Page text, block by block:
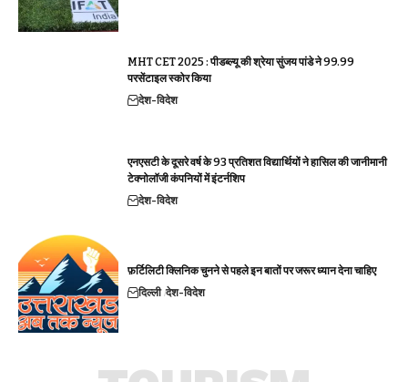
MHT CET 2025 : पीडब्ल्यू की श्रेया सुंजय पांडे ने 99.99
परसेंटाइल स्कोर किया
देश-विदेश
एनएसटी के दूसरे वर्ष के 93 प्रतिशत विद्यार्थियों ने हासिल की जानीमानी
टेक्नोलॉजी कंपनियों में इंटर्नशिप
देश-विदेश
फ़र्टिलिटी क्लिनिक चुनने से पहले इन बातों पर जरूर ध्यान देना चाहिए
दिल्ली देश-विदेश